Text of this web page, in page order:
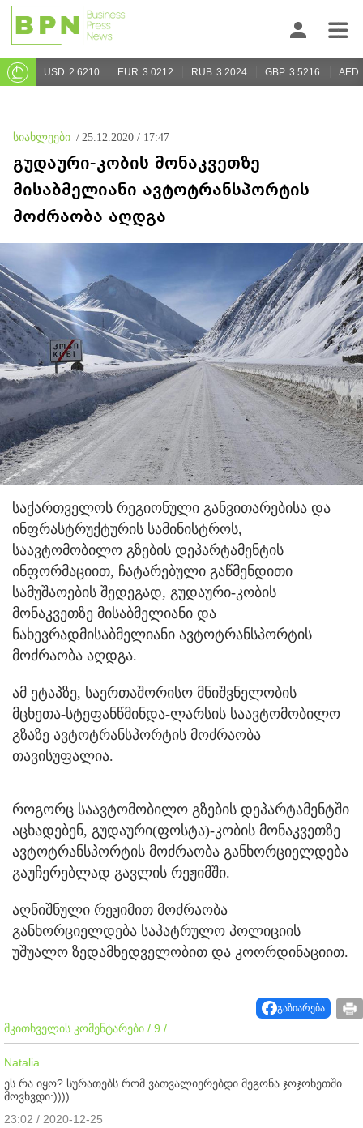
USD 2.6210 EUR 3.0212 RUB 3.2024 GBP 3.5216 AED
სიახლეები / 25.12.2020 / 17:47
გუდაური-კობის მონაკვეთზე
მისაბმელიანი ავტოტრანსპორტის
მოძრაობა აღდგა
საქართველოს რეგიონული განვითარებისა და
ინფრასტრუქტურის სამინისტროს,
საავტომობილო გზების დეპარტამენტის
ინფორმაციით, ჩატარებული გაწმენდითი
სამუშაოების შედეგად, გუდაური-კობის
მონაკვეთზე მისაბმელიანი და
ნახევრადმისაბმელიანი ავტოტრანსპორტის
მოძრაობა აღდგა.
ამ ეტაპზე, საერთაშორისო მნიშვნელობის
მცხეთა-სტეფანწმინდა-ლარსის საავტომობილო
გზაზე ავტოტრანსპორტის მოძრაობა
თავისუფალია.
როგორც საავტომობილო გზების დეპარტამენტში
აცხადებენ, გუდაური(ფოსტა)-კობის მონაკვეთზე
ავტოტრანსპორტის მოძრაობა განხორციელდება
გაუჩერებლად გავლის რეჟიმში.
აღნიშნული რეჟიმით მოძრაობა
განხორციელდება საპატრულო პოლიციის
უშუალო ზედამხედველობით და კოორდინაციით.
გაზიარება
მკითხველის კომენტარები / 9 /
Natalia
ეს რა იყო? სურათებს რომ ვათვალიერებდი მეგონა ჯოჯოხეთში
მოვხვდი:))))
23:02 / 2020-12-25